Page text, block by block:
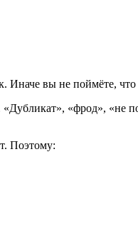
Иначе вы не поймёте,
«фрод», «не
Поэтому: